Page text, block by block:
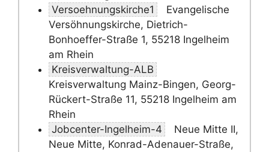
Versoehnungskirche1
Evangelische
Versöhnungskirche, Dietrich-
Bonhoeffer-Straße 1, 55218 Ingelheim
am Rhein
Kreisverwaltung-ALB
Kreisverwaltung Mainz-Bingen, Georg-
Rückert-Straße 11, 55218 Ingelheim am
Rhein
Jobcenter-Ingelheim-4
Neue Mitte II,
Neue Mitte, Konrad-Adenauer-Straße,